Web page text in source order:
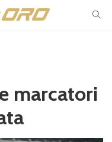
marcatori